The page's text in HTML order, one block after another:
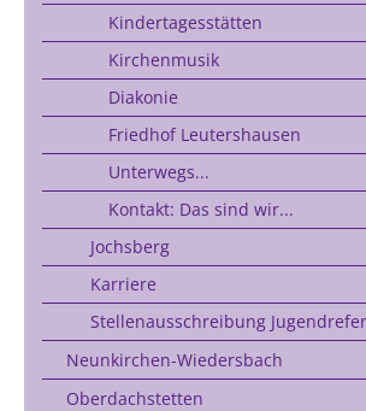
Kindertagesstätten
Kirchenmusik
Diakonie
Friedhof Leutershausen
Unterwegs...
Kontakt: Das sind wir...
Jochsberg
Karriere
Stellenausschreibung
Neunkirchen-Wiedersbach
Oberdachstetten